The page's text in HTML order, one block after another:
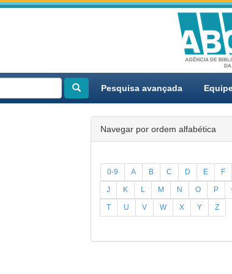
Pesquisa avançada
Navegar por ordem alfabética
0-9 A B C D E F
J K L M N O P
T U V W X Y Z